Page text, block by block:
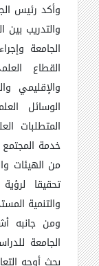
وأكد رئيس
والتدريب بين
الجامعة
القطاع
والإقليمي
الوسائل
المتطلبات
خدمة المجتمع
من الهيئات
والتنمية
ومن جانبه
الجامعة
بحث أوجه